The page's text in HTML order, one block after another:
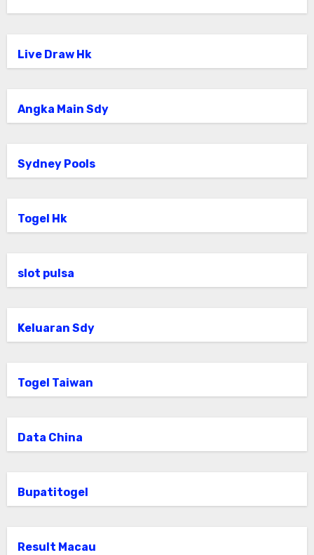
Live Draw Hk
Angka Main Sdy
Sydney Pools
Togel Hk
slot pulsa
Keluaran Sdy
Togel Taiwan
Data China
Bupatitogel
Result Macau